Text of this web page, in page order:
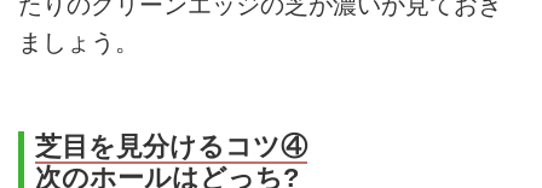
たりのグリーンエッジの芝が濃いか見ておき
ましょう。
芝目を見分けるコツ④
次のホールはどっち?